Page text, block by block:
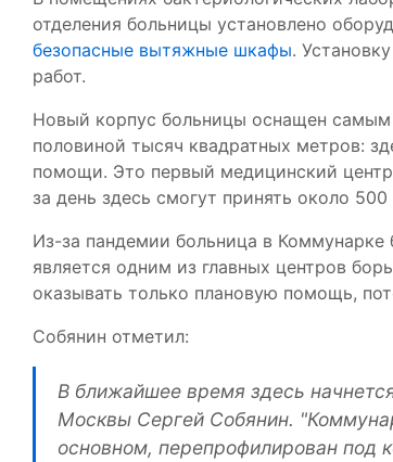
отделения больницы установлено
безопасные вытяжные шкафы.
работ.
Новый корпус больницы оснащен
половиной тысяч квадратных метров:
помощи. Это первый медицинский
за день здесь смогут принять около 500
Из-за пандемии больница в
является одним из главных центров
оказывать только плановую помощь,
Собянин отметил:
В ближайшее время здесь
Москвы Сергей Собянин.
основном, перепрофилирован под